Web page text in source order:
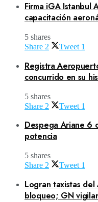
Firma iGA Istanbul
capacitación
5 shares
Share 2 Tweet 1
Registra
concurrido en su
5 shares
Share 2 Tweet 1
Despega Ariane 6
potencia
5 shares
Share 2 Tweet 1
Logran taxistas
bloqueo; GN